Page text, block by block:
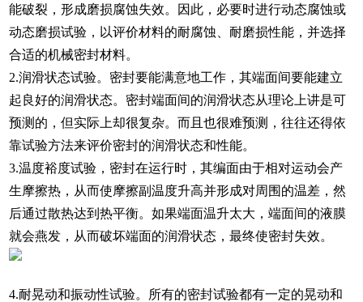
能破裂，形成磨损腐蚀失效。因此，必要时进行动态腐蚀或
动态磨损试验，以评价材料的耐腐蚀、耐磨损性能，并选择
合适的机械密封材料。
2.润滑状态试验。密封要能满意地工作，其端面间要能建立
起良好的润滑状态。密封端面间的润滑状态从理论上讲是可
预测的，但实际上却很复杂。而且也很难预测，往往还得依
靠试验方法来评价密封的润滑状态和性能。
3.温度裕度试验，密封在运行时，其编面由于相对运动会产
生摩擦热，从而使摩擦副温度升高并形成对周围的温差，然
后通过散热达到热平衡。如果端面温升太大，端面间的液膜
就会燕发，从而破坏端面的润滑状态，最终使密封失效。
4.耐晃动和振动性试验。所有的密封试验都有一定的晃动和